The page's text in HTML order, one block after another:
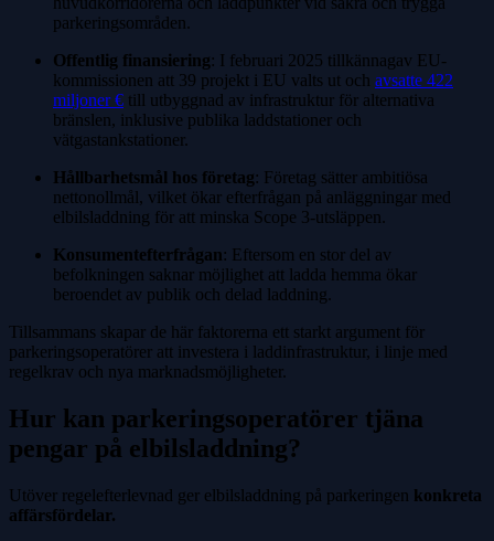
parkeringsområden.
Offentlig finansiering: I februari 2025 tillkännagav EU-
kommissionen att 39 projekt i EU valts ut och avsatte 422
miljoner € till utbyggnad av infrastruktur för alternativa
bränslen, inklusive publika laddstationer och
vätgastankstationer.
Hållbarhetsmål hos företag: Företag sätter ambitiösa
nettonollmål, vilket ökar efterfrågan på anläggningar med
elbilsladdning för att minska Scope 3-utsläppen.
Konsumentefterfrågan: Eftersom en stor del av
befolkningen saknar möjlighet att ladda hemma ökar
beroendet av publik och delad laddning.
Tillsammans skapar de här faktorerna ett starkt argument för
parkeringsoperatörer att investera i laddinfrastruktur, i linje med
regelkrav och nya marknadsmöjligheter.
Hur kan parkeringsoperatörer tjäna
pengar på elbilsladdning?
Utöver regelefterlevnad ger elbilsladdning på parkeringen konkreta
affärsfördelar.